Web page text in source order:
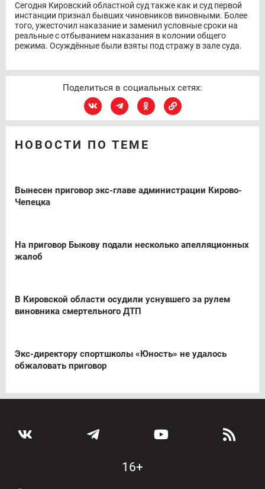
Сегодня Кировский областной суд также как и суд первой
инстанции признал бывших чиновников виновными. Более
того, ужесточил наказание и заменил условные сроки на
реальные с отбыванием наказания в колонии общего
режима. Осуждённые были взяты под стражу в зале суда.
Поделиться в социальных сетях:
НОВОСТИ ПО ТЕМЕ
Вынесен приговор экс-главе администрации Кирово-
Чепецка
На приговор Быкову подали несколько апелляционных
жалоб
В Кировской области осудили уснувшего за рулем
виновника смертельного ДТП
Экс-директору спортшколы «Юность» не удалось
обжаловать приговор
16+